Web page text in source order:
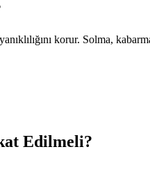
korur. Solma,
Edilmeli?